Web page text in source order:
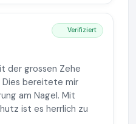
Verifiziert
der grossen Zehe
Dies bereitete mir
am Nagel. Mit
ist es herrlich zu